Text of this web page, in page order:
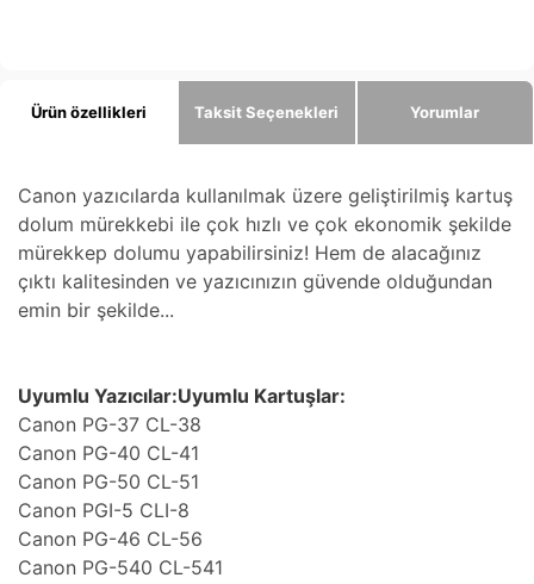
Ürün özellikleri Taksit Seçenekleri Yorumlar
Canon yazıcılarda kullanılmak üzere geliştirilmiş kartuş
dolum mürekkebi ile çok hızlı ve çok ekonomik şekilde
mürekkep dolumu yapabilirsiniz! Hem de alacağınız
çıktı kalitesinden ve yazıcınızın güvende olduğundan
emin bir şekilde...
Uyumlu Yazıcılar:Uyumlu Kartuşlar:
Canon PG-37 CL-38
Canon PG-40 CL-41
Canon PG-50 CL-51
Canon PGI-5 CLI-8
Canon PG-46 CL-56
Canon PG-540 CL-541